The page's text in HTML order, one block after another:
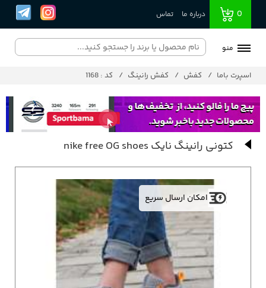
0 درباره ما تماس
منو
اسپرت باما کفش کفش رانینگ کد : 1168
کتونی رانینگ نایک nike free OG shoes
امکان ارسال سریع